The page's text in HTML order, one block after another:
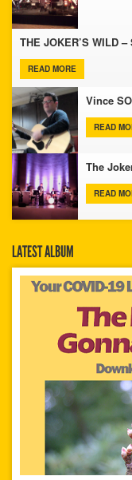
THE JOKER’S WILD
READ MORE
Vince
READ
The
READ
LATEST ALBUM